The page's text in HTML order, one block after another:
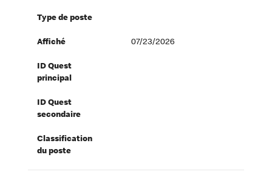
Type de poste
Affiché 07/23/2026
ID Quest
principal
ID Quest
secondaire
Classification
du poste